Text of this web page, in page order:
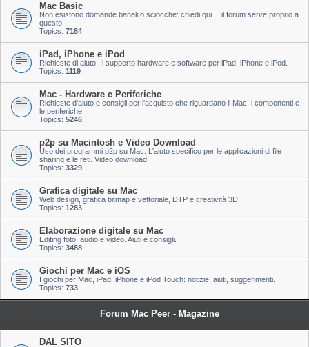
Mac Basic
Non esistono domande banali o sciocche: chiedi qui… il forum serve proprio a
questo!
Topics: 7184
iPad, iPhone e iPod
Richieste di aiuto. Il supporto hardware e software per iPad, iPhone e iPod.
Topics: 1119
Mac - Hardware e Periferiche
Richieste d'aiuto e consigli per l'acquisto che riguardano il Mac, i componenti e
le periferiche.
Topics: 5246
p2p su Macintosh e Video Download
Uso dei programmi p2p su Mac. L'aiuto specifico per le applicazioni di file
sharing e le reti. Video download.
Topics: 3329
Grafica digitale su Mac
Web design, grafica bitmap e vettoriale, DTP e creatività 3D.
Topics: 1283
Elaborazione digitale su Mac
Editing foto, audio e video. Aiuti e consigli.
Topics: 3488
Giochi per Mac e iOS
I giochi per Mac, iPad, iPhone e iPod Touch: notizie, aiuti, suggerimenti.
Topics: 733
Forum Mac Peer - Magazine
DAL SITO